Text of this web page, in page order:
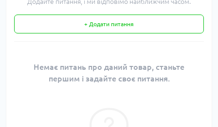
+ Додати питання
Немає питань про даний товар, станьте
першим і задайте своє питання.